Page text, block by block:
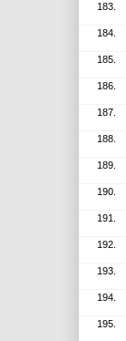
183.
184.
185.
186.
187.
188.
189.
190.
191.
192.
193.
194.
195.